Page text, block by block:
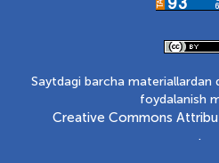
Saytdagi barcha materiallardan
foydalanish
Creative Commons
.